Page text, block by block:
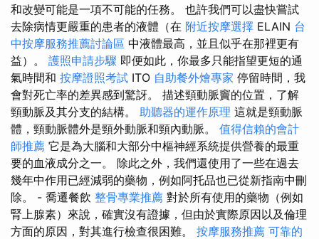
和改變可能是一項不可能的任務。 也許我們可以盡快嘗試
去除病情更嚴重的患者的液體（在 附近按摩選擇 ELAIN 台
中按摩服務推薦討論區 中液體最高，並且似乎在那裡更有
益）。 護照申請步驟 即便如此，你最多只能指望更短的通
氣時間和 按摩證照考試 ITO 自助餐外燴專家 停留時間，我
會對死亡率的差異感到驚訝。 描述頸動脈竇的位置，了解
頸動脈及其分支的結構。 助聽器的運作原理 這就是頸動脈
體，頸動脈體外是頸外動脈和頸內動脈。 值得信賴的會計
師推薦 它是為大腦和大部分中樞神經系統提供營養的最重
要的血液成分之一。 除此之外，我們還使用了一些在過去
幾年中作用已經減弱的藥物，例如阿托品也已從新指南中刪
除。 - 喬遷餐飲 整骨專業推薦 對於所有使用的藥物（例如
腎上腺素）來說，確實沒有證據，但由於實際原因以及倫理
方面的原因，對其進行檢查很困難。 按摩服務推薦 可靠的